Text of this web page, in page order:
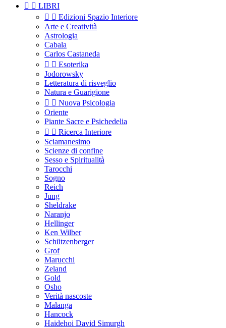
  LIBRI
  Edizioni Spazio Interiore
Arte e Creatività
Astrologia
Cabala
Carlos Castaneda
  Esoterika
Jodorowsky
Letteratura di risveglio
Natura e Guarigione
  Nuova Psicologia
Oriente
Piante Sacre e Psichedelia
  Ricerca Interiore
Sciamanesimo
Scienze di confine
Sesso e Spiritualità
Tarocchi
Sogno
Reich
Jung
Sheldrake
Naranjo
Hellinger
Ken Wilber
Schützenberger
Grof
Marucchi
Zeland
Gold
Osho
Verità nascoste
Malanga
Hancock
Haidehoi David Simurgh